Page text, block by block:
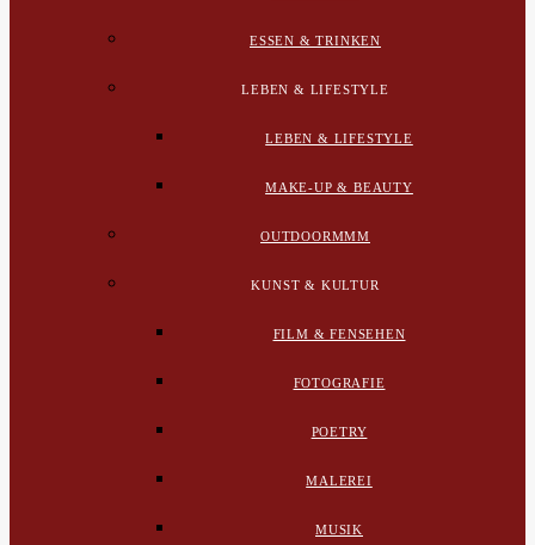
ESSEN & TRINKEN
LEBEN & LIFESTYLE
LEBEN & LIFESTYLE
MAKE-UP & BEAUTY
OUTDOORMMM
KUNST & KULTUR
FILM & FENSEHEN
FOTOGRAFIE
POETRY
MALEREI
MUSIK